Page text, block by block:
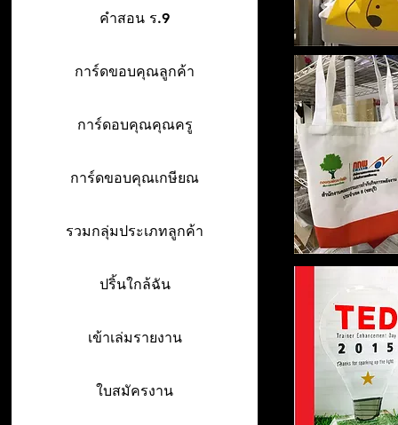
คำสอน ร.9
การ์ดขอบคุณลูกค้า
การ์ดอบคุณคุณครู
การ์ดขอบคุณเกษียณ
รวมกลุ่มประเภทลูกค้า
ปริ้นใกล้ฉัน
เข้าเล่มรายงาน
ใบสมัครงาน